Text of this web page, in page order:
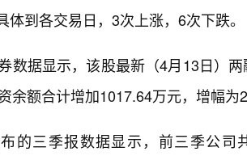
体到各交易日，3次上涨，6次下跌。
数据显示，该股最新（4月13日）
余额合计增加1017.64万元，增幅为
的三季报数据显示，前三季公司